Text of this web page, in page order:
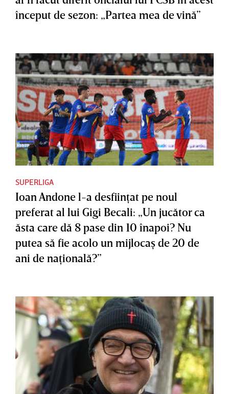
început de sezon: „Partea mea de vină”
SUPERLIGA
Ioan Andone l-a desfiinţat pe noul
preferat al lui Gigi Becali: „Un jucător ca
ăsta care dă 8 pase din 10 înapoi? Nu
putea să fie acolo un mijlocaş de 20 de
ani de naţională?”